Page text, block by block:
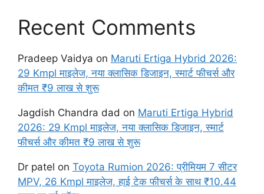
Recent Comments
Pradeep Vaidya on Maruti Ertiga Hybrid 2026:
29 Kmpl माइलेज, नया क्लासिक डिजाइन, स्मार्ट फीचर्स और
कीमत ₹9 लाख से शुरू
Jagdish Chandra dad on Maruti Ertiga Hybrid
2026: 29 Kmpl माइलेज, नया क्लासिक डिजाइन, स्मार्ट
फीचर्स और कीमत ₹9 लाख से शुरू
Dr patel on Toyota Rumion 2026: प्रीमियम 7 सीटर
MPV, 26 Kmpl माइलेज, हाई टेक फीचर्स के साथ ₹10.44